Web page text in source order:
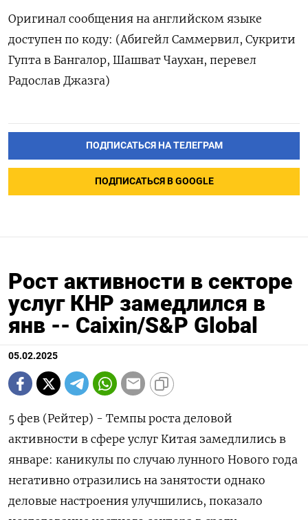
Оригинал сообщения на английском языке
доступен по коду: (Абигейл Саммервил, Сукрити
Гупта в Бангалор, Шашват Чаухан, перевел
Радослав Джазга)
ПОДПИСАТЬСЯ НА ТЕЛЕГРАМ
ПОДПИСАТЬСЯ В GOOGLE
Рост активности в секторе
услуг КНР замедлился в
янв -- Caixin/S&P Global
05.02.2025
5 фев (Рейтер) - Темпы роста деловой
активности в сфере услуг Китая замедлились в
январе: каникулы по случаю лунного Нового года
негативно отразились на занятости однако
деловые настроения улучшились, показало